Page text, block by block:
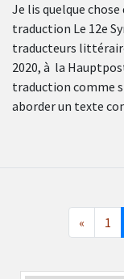
Je lis quelque
traduction Le 12e
traducteurs
2020, à la
traduction comme
aborder un texte
« 1